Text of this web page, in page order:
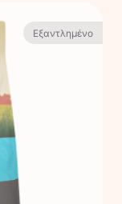
Εξαντλημένο